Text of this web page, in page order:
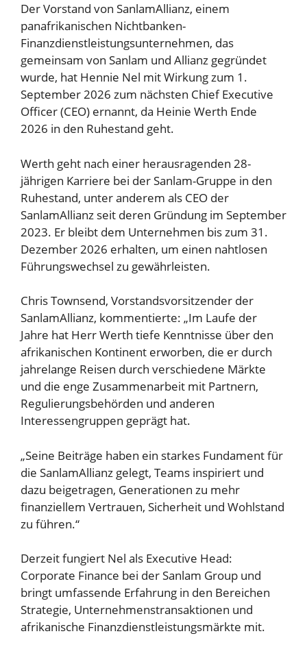
Der Vorstand von SanlamAllianz, einem
panafrikanischen Nichtbanken-
Finanzdienstleistungsunternehmen, das
gemeinsam von Sanlam und Allianz gegründet
wurde, hat Hennie Nel mit Wirkung zum 1.
September 2026 zum nächsten Chief Executive
Officer (CEO) ernannt, da Heinie Werth Ende
2026 in den Ruhestand geht.
Werth geht nach einer herausragenden 28-
jährigen Karriere bei der Sanlam-Gruppe in den
Ruhestand, unter anderem als CEO der
SanlamAllianz seit deren Gründung im September
2023. Er bleibt dem Unternehmen bis zum 31.
Dezember 2026 erhalten, um einen nahtlosen
Führungswechsel zu gewährleisten.
Chris Townsend, Vorstandsvorsitzender der
SanlamAllianz, kommentierte: „Im Laufe der
Jahre hat Herr Werth tiefe Kenntnisse über den
afrikanischen Kontinent erworben, die er durch
jahrelange Reisen durch verschiedene Märkte
und die enge Zusammenarbeit mit Partnern,
Regulierungsbehörden und anderen
Interessengruppen geprägt hat.
„Seine Beiträge haben ein starkes Fundament für
die SanlamAllianz gelegt, Teams inspiriert und
dazu beigetragen, Generationen zu mehr
finanziellem Vertrauen, Sicherheit und Wohlstand
zu führen.“
Derzeit fungiert Nel als Executive Head:
Corporate Finance bei der Sanlam Group und
bringt umfassende Erfahrung in den Bereichen
Strategie, Unternehmenstransaktionen und
afrikanische Finanzdienstleistungsmärkte mit.